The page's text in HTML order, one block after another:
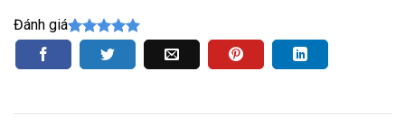
Đánh giá
5.00
trên 5
dựa trên
5